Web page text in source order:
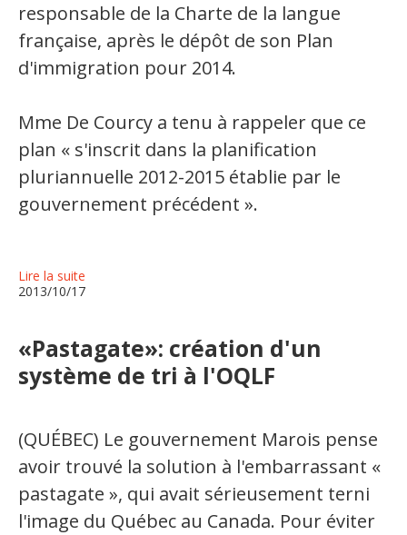
responsable de la Charte de la langue
française, après le dépôt de son Plan
d'immigration pour 2014.
Mme De Courcy a tenu à rappeler que ce
plan « s'inscrit dans la planification
pluriannuelle 2012-2015 établie par le
gouvernement précédent ».
Lire la suite
2013/10/17
«Pastagate»: création d'un
système de tri à l'OQLF
(QUÉBEC) Le gouvernement Marois pense
avoir trouvé la solution à l'embarrassant «
pastagate », qui avait sérieusement terni
l'image du Québec au Canada. Pour éviter